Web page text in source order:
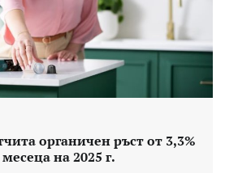
органичен ръст от 3,3%
на 2025 г.